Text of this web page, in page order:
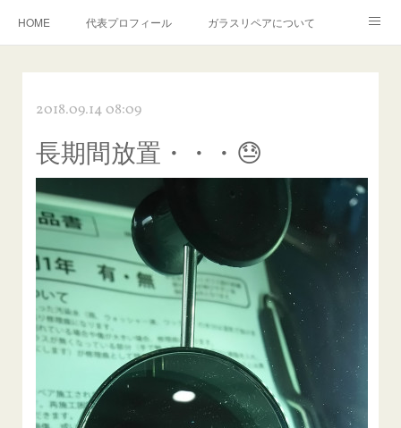
HOME 代表プロフィール ガラスリペアについて
飛び石施工料金について
当店へのアクセス 建築ガラスキズ取り・研磨・磨き
【プロ使用】フッ素系ガラストリートメント『アクアペル』
当店の良心的価格の理由について
欧州車モールの白サビやシミを落とす！
instagram記事 ガラスリペア施工価格
飛び石ひび割れでヒビ先が伸びた場合は？
2018.09.14 08:09
長期間放置・・・😓